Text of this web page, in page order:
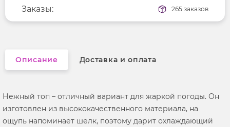
Рисунок
без рисунка
Фактура материала
гладкий
Заказы:
265 заказов
Описание Доставка и оплата
Нежный топ – отличный вариант для жаркой погоды. Он
изготовлен из высококачественного материала, на
ощупь напоминает шелк, поэтому дарит охлаждающий